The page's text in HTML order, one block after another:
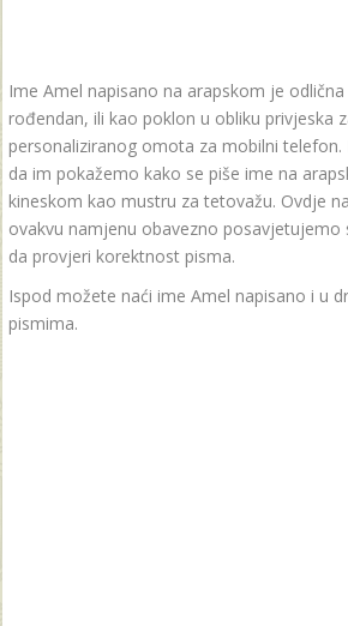
Ime Amel napisano na arapskom je
rođendan, ili kao poklon u obliku privjeska
personaliziranog omota za mobilni telefon.
da im pokažemo kako se piše ime na
kineskom kao mustru za tetovažu. Ovdje
ovakvu namjenu obavezno posavjetujemo
da provjeri korektnost pisma.
Ispod možete naći ime Amel napisano i u
pismima.